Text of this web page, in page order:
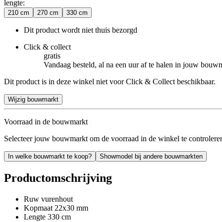
lengte:
210 cm 270 cm 330 cm
Dit product wordt niet thuis bezorgd
Click & collect
gratis
Vandaag besteld, al na een uur af te halen in jouw
Dit product is in deze winkel niet voor Click & Collect beschikbaar.
Wijzig bouwmarkt
Voorraad in de bouwmarkt
Selecteer jouw bouwmarkt om de voorraad in de winkel te
In welke bouwmarkt te koop? Showmodel bij andere bouwmarkten
Productomschrijving
Ruw vurenhout
Kopmaat 22x30 mm
Lengte 330 cm